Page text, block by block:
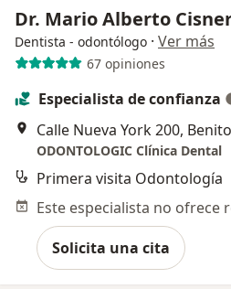
Dr. Mario Alberto
Dentista - odontólogo · Ver más
67 opiniones
Especialista de confianza
Calle Nueva York 200,
ODONTOLOGIC Clínica Dental
Primera visita Odontología
Solicita una cita